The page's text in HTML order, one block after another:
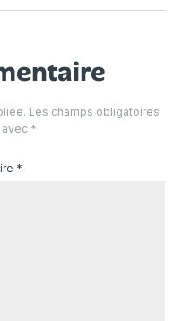
Les champs obligatoires
*
*